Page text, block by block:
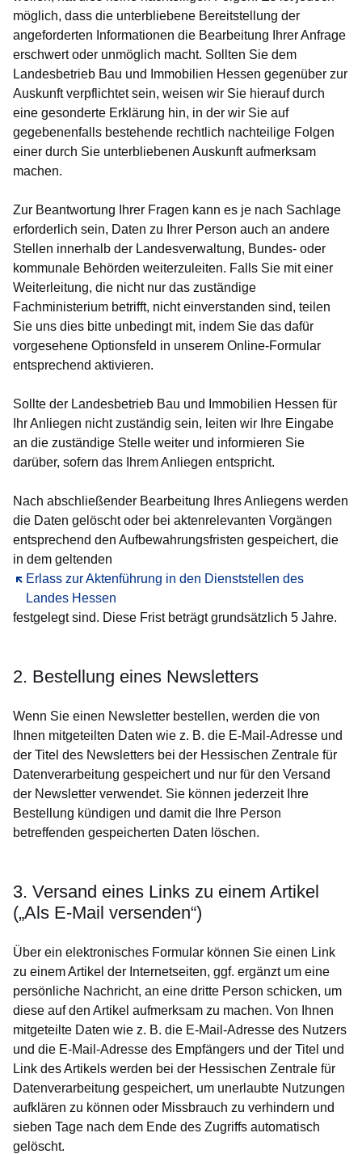
möglich, dass die unterbliebene Bereitstellung der
angeforderten Informationen die Bearbeitung Ihrer Anfrage
erschwert oder unmöglich macht. Sollten Sie dem
Landesbetrieb Bau und Immobilien Hessen gegenüber zur
Auskunft verpflichtet sein, weisen wir Sie hierauf durch
eine gesonderte Erklärung hin, in der wir Sie auf
gegebenenfalls bestehende rechtlich nachteilige Folgen
einer durch Sie unterbliebenen Auskunft aufmerksam
machen.
Zur Beantwortung Ihrer Fragen kann es je nach Sachlage
erforderlich sein, Daten zu Ihrer Person auch an andere
Stellen innerhalb der Landesverwaltung, Bundes- oder
kommunale Behörden weiterzuleiten. Falls Sie mit einer
Weiterleitung, die nicht nur das zuständige
Fachministerium betrifft, nicht einverstanden sind, teilen
Sie uns dies bitte unbedingt mit, indem Sie das dafür
vorgesehene Optionsfeld in unserem Online-Formular
entsprechend aktivieren.
Sollte der Landesbetrieb Bau und Immobilien Hessen für
Ihr Anliegen nicht zuständig sein, leiten wir Ihre Eingabe
an die zuständige Stelle weiter und informieren Sie
darüber, sofern das Ihrem Anliegen entspricht.
Nach abschließender Bearbeitung Ihres Anliegens werden
die Daten gelöscht oder bei aktenrelevanten Vorgängen
entsprechend den Aufbewahrungsfristen gespeichert, die
in dem geltenden
Erlass zur Aktenführung in den Dienststellen des
Landes Hessen
Öffnet sich in einem neuen Fenster
festgelegt sind. Diese Frist beträgt grundsätzlich 5 Jahre.
2. Bestellung eines Newsletters
Wenn Sie einen Newsletter bestellen, werden die von
Ihnen mitgeteilten Daten wie z. B. die E-Mail-Adresse und
der Titel des Newsletters bei der Hessischen Zentrale für
Datenverarbeitung gespeichert und nur für den Versand
der Newsletter verwendet. Sie können jederzeit Ihre
Bestellung kündigen und damit die Ihre Person
betreffenden gespeicherten Daten löschen.
3. Versand eines Links zu einem Artikel
(„Als E-Mail versenden“)
Über ein elektronisches Formular können Sie einen Link
zu einem Artikel der Internetseiten, ggf. ergänzt um eine
persönliche Nachricht, an eine dritte Person schicken, um
diese auf den Artikel aufmerksam zu machen. Von Ihnen
mitgeteilte Daten wie z. B. die E-Mail-Adresse des Nutzers
und die E-Mail-Adresse des Empfängers und der Titel und
Link des Artikels werden bei der Hessischen Zentrale für
Datenverarbeitung gespeichert, um unerlaubte Nutzungen
aufklären zu können oder Missbrauch zu verhindern und
sieben Tage nach dem Ende des Zugriffs automatisch
gelöscht.